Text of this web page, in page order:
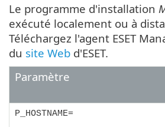
Le programme d'installation
exécuté localement ou à
Téléchargez l'agent ESET
du site Web d'ESET.
Paramètre
P_HOSTNAME=